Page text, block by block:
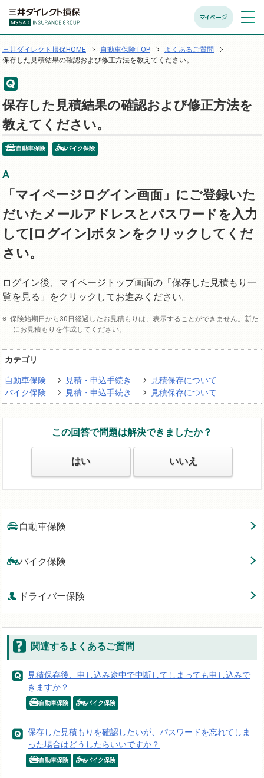
マイページ メニュ
開く
三井ダイレクト損保HOME 自動車保険TOP
よくあるご質問
保存した見積結果の確認および修正方法を教えてください。
保存した見積結果の確認および修正方法を
教えてください。
自動車保険 バイク保険
「マイページログイン画面」にご登録いた
だいたメールアドレスとパスワードを入力
して[ログイン]ボタンをクリックしてくだ
さい。
ログイン後、マイページトップ画面の「保存した見積もり一
覧を見る」をクリックしてお進みください。
保険始期日から30日経過したお見積もりは、表示することができません。新た
にお見積もりを作成してください。
カテゴリ
自動車保険 見積・申込手続き
見積保存について
バイク保険
見積・申込手続き 見積保存について
この回答で問題は解決できましたか？
はい いいえ
自動車保険
バイク保険
ドライバー保険
関連するよくあるご質問
見積保存後、申し込み途中で中断してしまっても申し込みで
きますか？
自動車保険 バイク保険
保存した見積もりを確認したいが、パスワードを忘れてしま
った場合はどうしたらいいですか？
自動車保険 バイク保険